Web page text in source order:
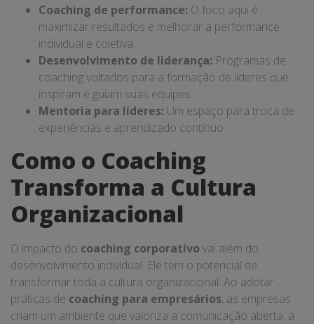
Coaching de performance: O foco aqui é
maximizar resultados e melhorar a performance
individual e coletiva.
Desenvolvimento de liderança: Programas de
coaching voltados para a formação de líderes que
inspiram e guiam suas equipes.
Mentoria para líderes: Um espaço para troca de
experiências e aprendizado contínuo.
Como o Coaching
Transforma a Cultura
Organizacional
O impacto do coaching corporativo vai além do
desenvolvimento individual. Ele tem o potencial de
transformar toda a cultura organizacional. Ao adotar
práticas de coaching para empresários, as empresas
criam um ambiente que valoriza a comunicação aberta, a